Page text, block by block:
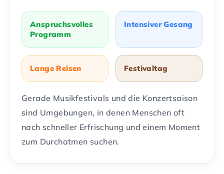
Anspruchsvolles
Programm
Intensiver Gesang
Lange Reisen Festivaltag
Gerade Musikfestivals und die Konzertsaison
sind Umgebungen, in denen Menschen oft
nach schneller Erfrischung und einem Moment
zum Durchatmen suchen.